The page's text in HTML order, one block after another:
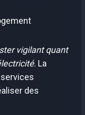
vigilant quant
. La
des